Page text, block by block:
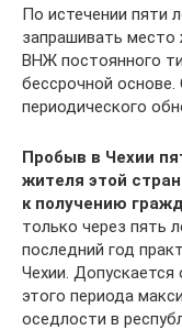
По истечении пяти
запрашивать
ВНЖ постоянного
бессрочной
периодического
Пробыв в Чехии
жителя этой
к получению
только через пять
последний год
Чехии. Допускается
этого периода
оседлости в